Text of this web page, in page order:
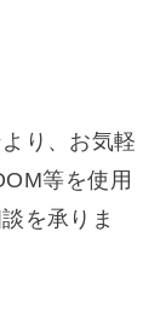
り、お気軽
等を使用
を承りま